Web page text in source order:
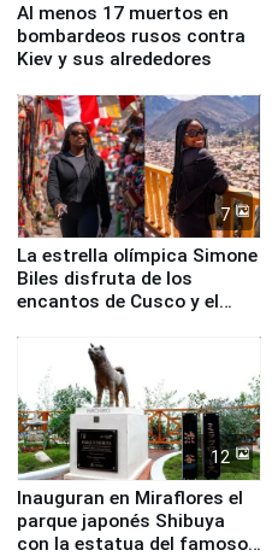
Al menos 17 muertos en
bombardeos rusos contra
Kiev y sus alrededores
7
La estrella olímpica Simone
Biles disfruta de los
encantos de Cusco y el
12
Inauguran en Miraflores el
parque japonés Shibuya
con la estatua del famoso